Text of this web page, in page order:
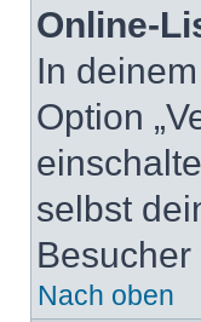
Online-
In
Option
selbst
Nach oben